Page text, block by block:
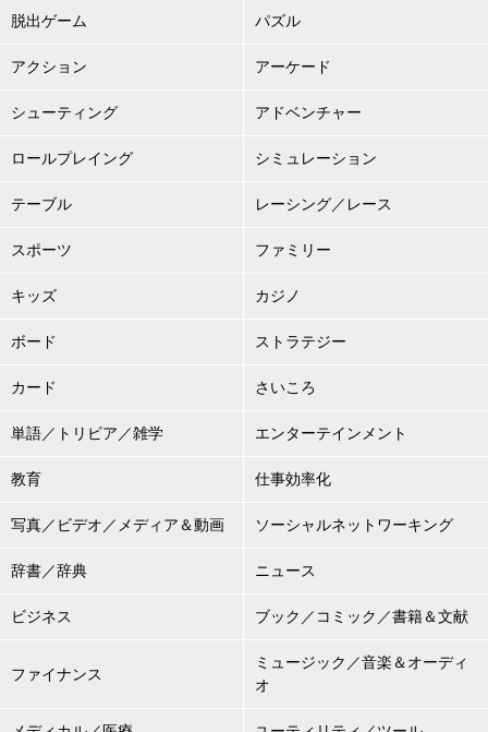
脱出ゲーム パズル
アクション アーケード
シューティング アドベンチャー
ロールプレイング シミュレーション
テーブル レーシング／レース
スポーツ ファミリー
キッズ カジノ
ボード ストラテジー
カード さいころ
単語／トリビア／雑学 エンターテインメント
教育 仕事効率化
写真／ビデオ／メディア＆動画 ソーシャルネットワーキング
辞書／辞典 ニュース
ビジネス ブック／コミック／書籍＆文献
ファイナンス
ミュージック／音楽＆オーディ
オ